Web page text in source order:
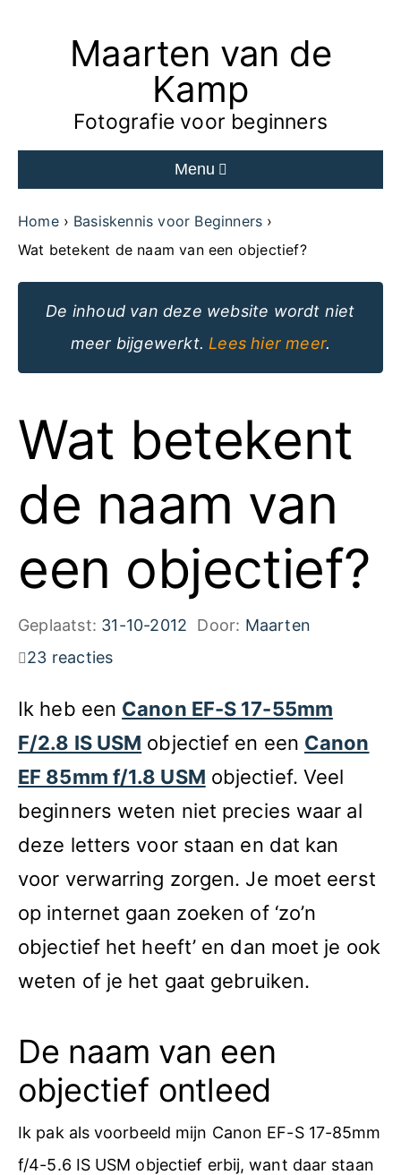
Maarten van de
Kamp
Fotografie voor beginners
Menu
Home
Basiskennis voor Beginners
Wat betekent de naam van een objectief?
De inhoud van deze website wordt niet
meer bijgewerkt. Lees hier meer.
Wat betekent
de naam van
een objectief?
Geplaatst: 31-10-2012 Door: Maarten
23 reacties
Ik heb een Canon EF-S 17-55mm
F/2.8 IS USM objectief en een Canon
EF 85mm f/1.8 USM objectief. Veel
beginners weten niet precies waar al
deze letters voor staan en dat kan
voor verwarring zorgen. Je moet eerst
op internet gaan zoeken of ‘zo’n
objectief het heeft’ en dan moet je ook
weten of je het gaat gebruiken.
De naam van een
objectief ontleed
Ik pak als voorbeeld mijn Canon EF-S 17-85mm
f/4-5.6 IS USM objectief erbij, want daar staan